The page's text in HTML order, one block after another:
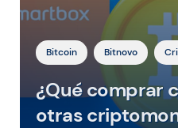
Bitcoin Bitnovo
¿Qué comprar
otras